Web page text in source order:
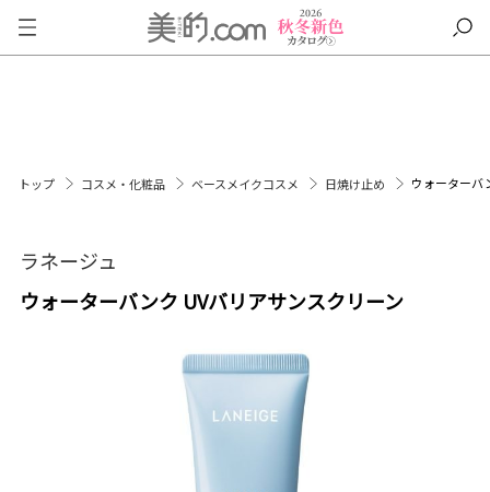
トップ コスメ・化粧品 ベースメイクコスメ 日焼け止め ウォーターバ
ラネージュ
ウォーターバンク UVバリアサンスクリーン